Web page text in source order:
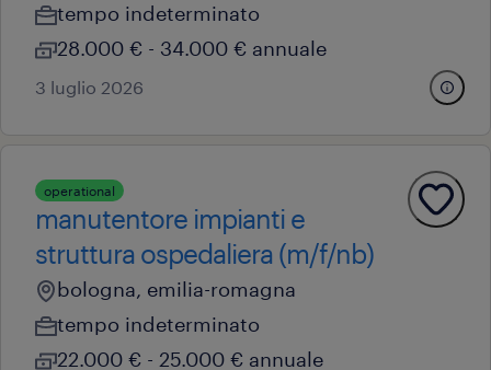
tempo indeterminato
28.000 € - 34.000 € annuale
3 luglio 2026
operational
manutentore impianti e
struttura ospedaliera (m/f/nb)
bologna, emilia-romagna
tempo indeterminato
22.000 € - 25.000 € annuale